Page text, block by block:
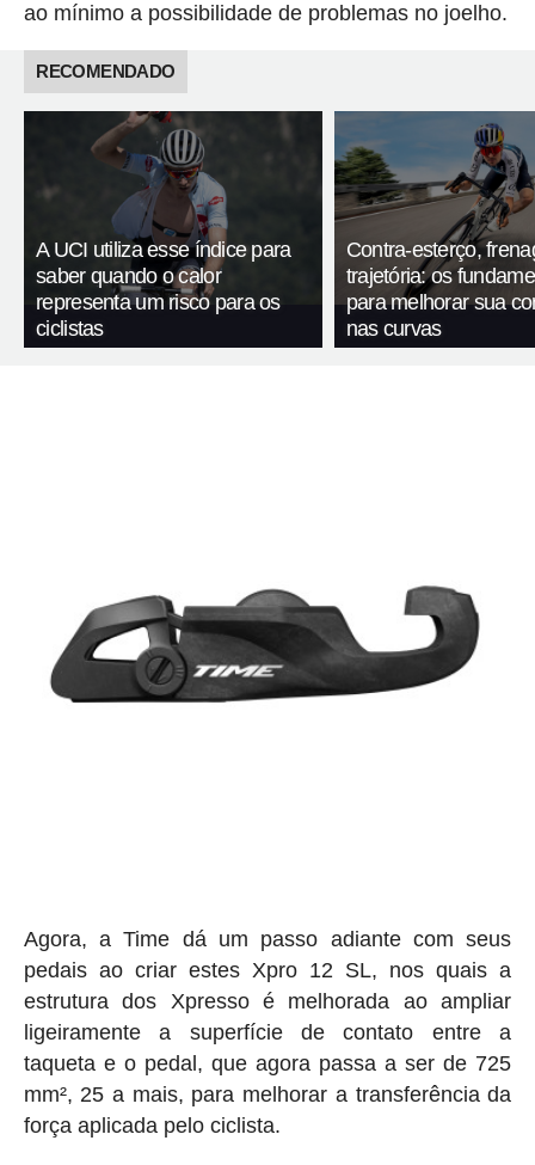
ao mínimo a possibilidade de problemas no joelho.
RECOMENDADO
A UCI utiliza esse índice para
saber quando o calor
representa um risco para os
ciclistas
Contra-esterço,
trajetória: os
para melhorar sua
nas curvas
Agora, a Time dá um passo adiante com seus
pedais ao criar estes Xpro 12 SL, nos quais a
estrutura dos Xpresso é melhorada ao ampliar
ligeiramente a superfície de contato entre a
taqueta e o pedal, que agora passa a ser de 725
mm², 25 a mais, para melhorar a transferência da
força aplicada pelo ciclista.